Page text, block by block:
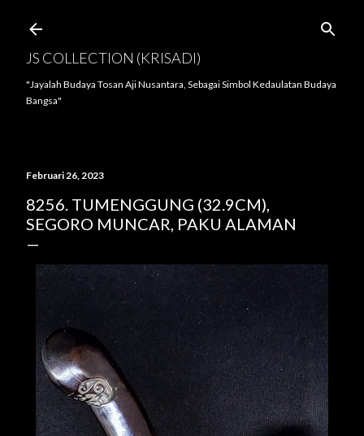
JS COLLECTION (KRISADI)
"Jayalah Budaya Tosan Aji Nusantara, Sebagai Simbol Kedaulatan Budaya
Bangsa"
Februari 26, 2023
8256. TUMENGGUNG (32.9CM),
SEGORO MUNCAR, PAKU ALAMAN